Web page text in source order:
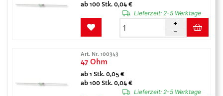
ab 100 Stk. 0,04 €
Lieferzeit:2-5 Werktage
Art. Nr. 100343
47 Ohm
ab 1 Stk. 0,05 €
ab 100 Stk. 0,04 €
Lieferzeit:2-5 Werktage